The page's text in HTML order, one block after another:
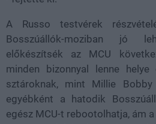
A Russo testvérek
Bosszúállók-moziban jó
előkészítsék az MCU
minden bizonnyal lenne
sztároknak, mint Millie
egyébként a hatodik
egész MCU-t rebootolhatja, ám